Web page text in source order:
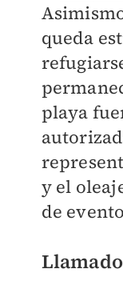
queda
playa
y el
de